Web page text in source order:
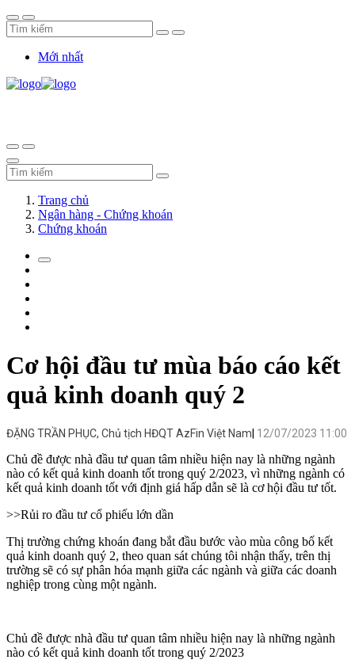
Mới nhất
Trang chủ
Ngân hàng - Chứng khoán
Chứng khoán
Cơ hội đầu tư mùa báo cáo kết
quả kinh doanh quý 2
ĐẶNG TRẦN PHỤC, Chủ tịch HĐQT AzFin Việt Nam 12/07/2023 11:00
Chủ đề được nhà đầu tư quan tâm nhiều hiện nay là những ngành
nào có kết quả kinh doanh tốt trong quý 2/2023, vì những ngành có
kết quả kinh doanh tốt với định giá hấp dẫn sẽ là cơ hội đầu tư tốt.
>>Rủi ro đầu tư cổ phiếu lớn dần
Thị trường chứng khoán đang bắt đầu bước vào mùa công bố kết
quả kinh doanh quý 2, theo quan sát chúng tôi nhận thấy, trên thị
trường sẽ có sự phân hóa mạnh giữa các ngành và giữa các doanh
nghiệp trong cùng một ngành.
Chủ đề được nhà đầu tư quan tâm nhiều hiện nay là những ngành
nào có kết quả kinh doanh tốt trong quý 2/2023